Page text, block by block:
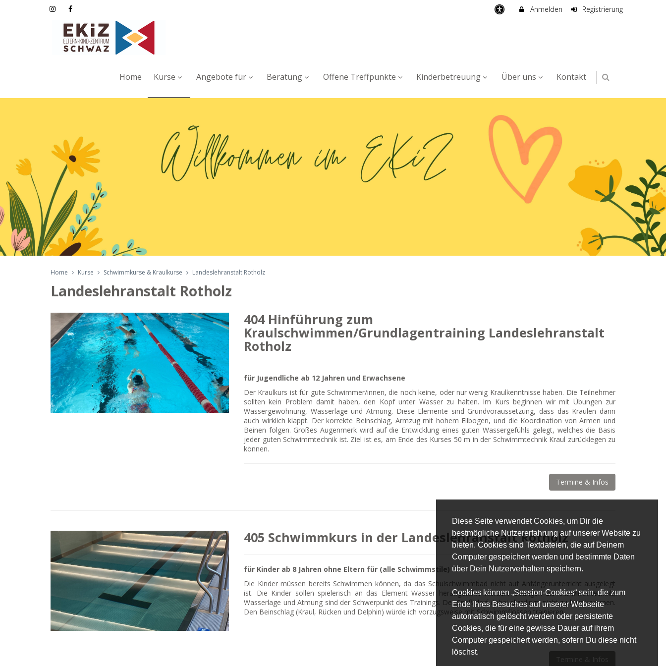
Diese Seite verwendet Cookies, um Dir die
bestmögliche Nutzererfahrung auf unserer Website zu
bieten. Cookies sind Textdateien, die auf Deinem
Computer gespeichert werden und bestimmte Daten
über Dein Nutzerverhalten speichern.
Cookies können „Session-Cookies“ sein, die zum
Ende Ihres Besuches auf unserer Webseite
automatisch gelöscht werden oder persistente
Cookies, die für eine gewisse Dauer auf ihrem
Computer gespeichert werden, sofern Du diese nicht
löschst.
Anmelden Registrierung
Home Kurse Angebote für Beratung Offene Treffpunkte Kinderbetreuung Über uns Kontakt
Home Kurse Schwimmkurse & Kraulkurse Landeslehranstalt Rotholz
Landeslehranstalt Rotholz
404 Hinführung zum
Kraulschwimmen/Grundlagentraining Landeslehranstalt
Rotholz
für Jugendliche ab 12 Jahren und Erwachsene
Der Kraulkurs ist für gute Schwimmer/innen, die noch keine, oder nur wenig Kraulkenntnisse haben. Die Teilnehmer
sollten kein Problem damit haben, den Kopf unter Wasser zu halten. Im Kurs beginnen wir mit Übungen zur
Wassergewöhnung, Wasserlage und Atmung. Diese Elemente sind Grundvoraussetzung, dass das Kraulen dann
auch wirklich klappt. Der korrekte Beinschlag, Armzug mit hohem Ellbogen, und die Koordination von Armen und
Beinen folgen. Großes Augenmerk wird auf die Entwicklung eines guten Wassergefühls gelegt, welches die Basis
jeder guten Schwimmtechnik ist. Ziel ist es, am Ende des Kurses 50 m in der Schwimmtechnik Kraul zurücklegen zu
können.
Termine & Infos
405 Schwimmkurs in der Landeslehranstalt Rotholz
für Kinder ab 8 Jahren ohne Eltern für (alle Schwimmstile)
Die Kinder müssen bereits Schwimmen können, da das Schulschwimmbad nicht auf Anfängerunterricht ausgelegt
ist. Die Kinder sollen spielerisch an das Element Wasser herangeführt werden. Übungen zur Schwimmtechnik,
Wasserlage und Atmung sind der Schwerpunkt des Trainings. Der Spaß darf dabei allerdings nicht zu kurz kommen.
Den Beinschlag (Kraul, Rücken und Delphin) würde ich vorzugsweise mit Schwimmflossen trainieren.
Termine & Infos